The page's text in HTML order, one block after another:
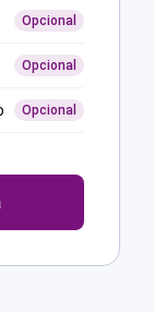
Opcional
Opcional
Opcional